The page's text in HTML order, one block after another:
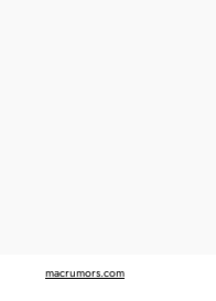
macrumors.com